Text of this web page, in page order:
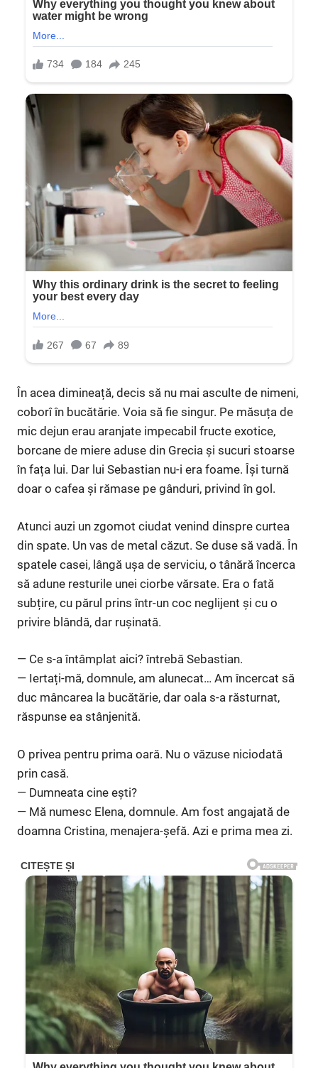
În acea dimineață, decis să nu mai asculte de nimeni,
coborî în bucătărie. Voia să fie singur. Pe măsuța de
mic dejun erau aranjate impecabil fructe exotice,
borcane de miere aduse din Grecia și sucuri stoarse
în fața lui. Dar lui Sebastian nu-i era foame. Își turnă
doar o cafea și rămase pe gânduri, privind în gol.
Atunci auzi un zgomot ciudat venind dinspre curtea
din spate. Un vas de metal căzut. Se duse să vadă. În
spatele casei, lângă ușa de serviciu, o tânără încerca
să adune resturile unei ciorbe vărsate. Era o fată
subțire, cu părul prins într-un coc neglijent și cu o
privire blândă, dar rușinată.
— Ce s-a întâmplat aici? întrebă Sebastian.
— Iertați-mă, domnule, am alunecat… Am încercat să
duc mâncarea la bucătărie, dar oala s-a răsturnat,
răspunse ea stânjenită.
O privea pentru prima oară. Nu o văzuse niciodată
prin casă.
— Dumneata cine ești?
— Mă numesc Elena, domnule. Am fost angajată de
doamna Cristina, menajera-șefă. Azi e prima mea zi.